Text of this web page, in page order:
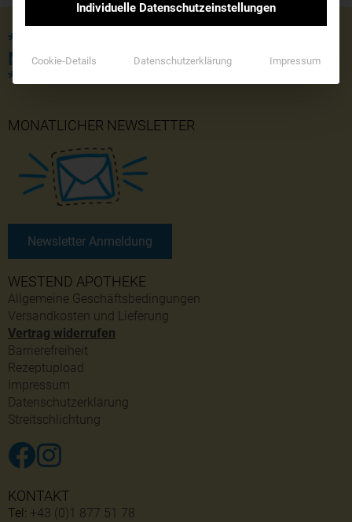
*** JETZT KOSTENLOSE LIEFERUNG
MIT DEM GUTSCHEINCODE 'SOMMER'
***
WESTEND APOTHEKE
Allgemeine Geschäftsbedingungen
Versandkosten und Lieferung
Vertrag widerrufen
Barrierefreiheit
Rezeptupload
Impressum
Datenschutzerklärung
Streitschlichtung
MONATLICHER NEWSLETTER
Newsletter Anmeldung
KONTAKT
Tel: +43 (0)1 877 51 78
Individuelle Datenschutzeinstellungen
Cookie-Details Datenschutzerklärung Impressum